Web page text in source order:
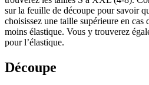
sur la feuille de découpe pour savoir
choisissez une taille supérieure en cas
moins élastique. Vous y trouverez
pour l’élastique.
Découpe